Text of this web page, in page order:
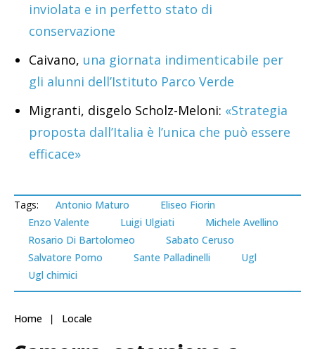
inviolata e in perfetto stato di
conservazione
Caivano, una giornata indimenticabile per
gli alunni dell’Istituto Parco Verde
Migranti, disgelo Scholz-Meloni: «Strategia
proposta dall’Italia è l’unica che può essere
efficace»
Tags: Antonio Maturo
Eliseo Fiorin
Enzo Valente
Luigi Ulgiati
Michele Avellino
Rosario Di Bartolomeo
Sabato Ceruso
Salvatore Pomo
Sante Palladinelli
Ugl
Ugl chimici
Home Locale